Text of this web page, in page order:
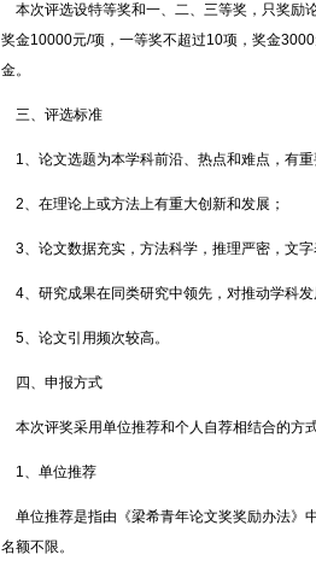
本次评选设特等奖和一、二、三等奖，只奖励
奖金10000元/项，一等奖不超过10项，奖金
金。
三、评选标准
1、论文选题为本学科前沿、热点和难点，有重
2、在理论上或方法上有重大创新和发展；
3、论文数据充实，方法科学，推理严密，文字
4、研究成果在同类研究中领先，对推动学科发
5、论文引用频次较高。
四、申报方式
本次评奖采用单位推荐和个人自荐相结合的方式
1、单位推荐
单位推荐是指由《梁希青年论文奖奖励办法》
名额不限。